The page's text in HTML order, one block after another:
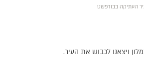
העתיקה בבודפשט